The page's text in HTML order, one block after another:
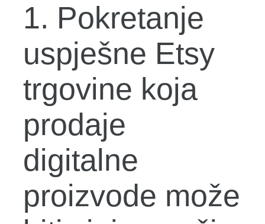
1. Pokretanje
uspješne Etsy
trgovine koja
prodaje
digitalne
proizvode može